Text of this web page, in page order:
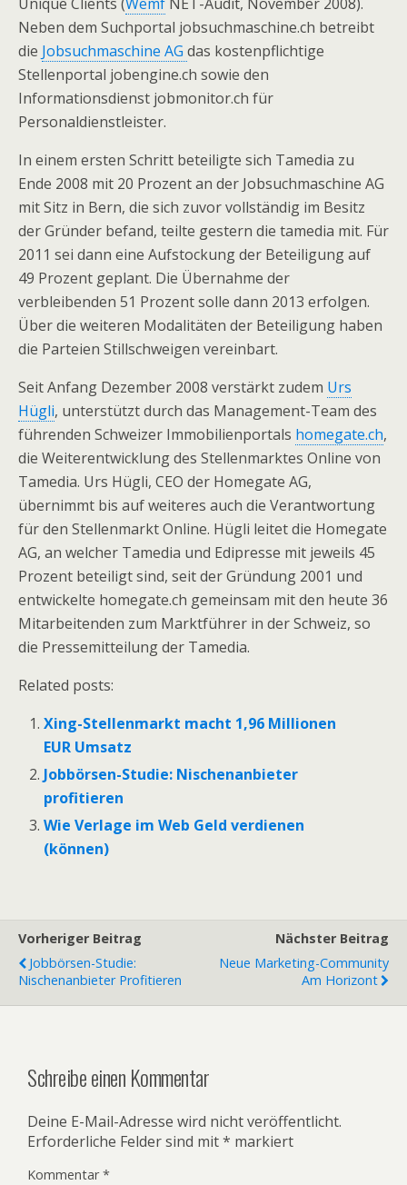
Neben dem Suchportal jobsuchmaschine.ch betreibt
die Jobsuchmaschine AG das kostenpflichtige
Stellenportal jobengine.ch sowie den
Informationsdienst jobmonitor.ch für
Personaldienstleister.
In einem ersten Schritt beteiligte sich Tamedia zu
Ende 2008 mit 20 Prozent an der Jobsuchmaschine AG
mit Sitz in Bern, die sich zuvor vollständig im Besitz
der Gründer befand, teilte gestern die tamedia mit. Für
2011 sei dann eine Aufstockung der Beteiligung auf
49 Prozent geplant. Die Übernahme der
verbleibenden 51 Prozent solle dann 2013 erfolgen.
Über die weiteren Modalitäten der Beteiligung haben
die Parteien Stillschweigen vereinbart.
Seit Anfang Dezember 2008 verstärkt zudem Urs
Hügli, unterstützt durch das Management-Team des
führenden Schweizer Immobilienportals homegate.ch,
die Weiterentwicklung des Stellenmarktes Online von
Tamedia. Urs Hügli, CEO der Homegate AG,
übernimmt bis auf weiteres auch die Verantwortung
für den Stellenmarkt Online. Hügli leitet die Homegate
AG, an welcher Tamedia und Edipresse mit jeweils 45
Prozent beteiligt sind, seit der Gründung 2001 und
entwickelte homegate.ch gemeinsam mit den heute 36
Mitarbeitenden zum Marktführer in der Schweiz, so
die Pressemitteilung der Tamedia.
Related posts:
Xing-Stellenmarkt macht 1,96 Millionen
EUR Umsatz
Jobbörsen-Studie: Nischenanbieter
profitieren
Wie Verlage im Web Geld verdienen
(können)
Vorheriger Beitrag
Jobbörsen-Studie:
Nischenanbieter Profitieren
Nächster Beitrag
Neue Marketing-Community
Am Horizont
Schreibe einen Kommentar
Deine E-Mail-Adresse wird nicht veröffentlicht.
Erforderliche Felder sind mit* markiert
Kommentar*